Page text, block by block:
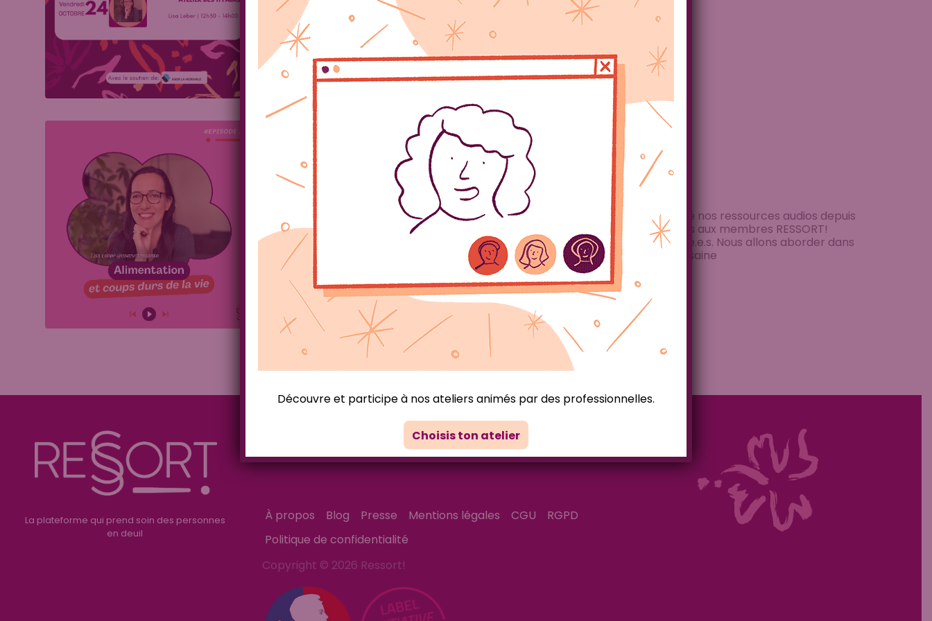
Ressources pratiques
Comment me nourrir en cas de coup dur de la vie?
Caroline /
L’alimentation en période de deuil Introduction Sur RESSORT! nous avons lancé nos ressources audios depuis
quelques semaines! Ces ressources pratiques en cas de deuil sont accessibles aux membres RESSORT!
uniquement depuis notre plateforme 100% digitale qui prend soin des endeuillé.e.s. Nous allons aborder dans
cet article l’alimentation en période de deuil. L’importance d’un alimentation saine
La plateforme qui prend soin des personnes
en deuil
Suis notre aventure sur les
réseaux sociaux
À propos Blog Presse Mentions légales CGU
RGPD
Politique de confidentialité
Copyright © 2026 Ressort!
Découvre et participe à nos ateliers animés par des professionnelles.
Choisis ton atelier